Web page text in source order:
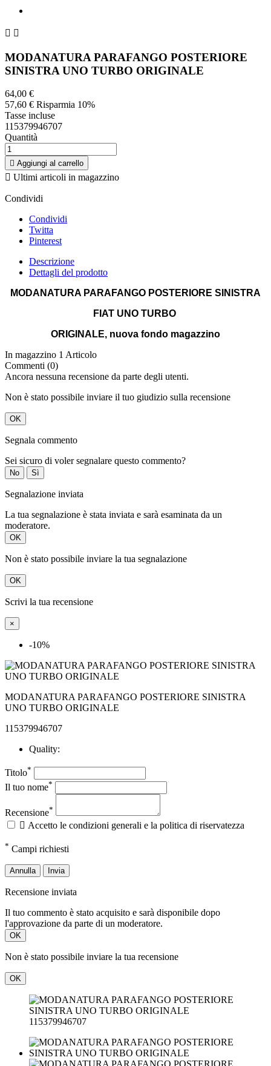
MODANATURA PARAFANGO POSTERIORE
SINISTRA UNO TURBO ORIGINALE
64,00 €
57,60 €Risparmia 10%
Tasse incluse
Quantità
 Aggiungi al carrello
Ultimi articoli in magazzino
Condividi
Condividi
Pinterest
Descrizione
Dettagli del prodotto
FIAT UNO TURBO
ORIGINALE, nuova fondo magazzino
1 Articolo
Ancora nessuna recensione da parte degli utenti.
Non è stato possibile inviare il tuo giudizio sulla recensione
OK
Segnala commento
Sei sicuro di voler segnalare questo commento?
La tua segnalazione è stata inviata e sarà esaminata da un
OK
Non è stato possibile inviare la tua segnalazione
OK
Scrivi la tua recensione
×
-10%
UNO TURBO ORIGINALE
Quality:
Titolo*
Il tuo nome*
Recensione *
 Accetto le condizioni generali e la politica di riservatezza
Campi richiesti
Annulla Invia
Recensione inviata
Il tuo commento è stato acquisito e sarà disponibile dopo
OK
Non è stato possibile inviare la tua recensione
OK